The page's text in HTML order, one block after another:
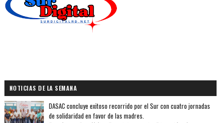
NOTICIAS DE LA SEMANA
DASAC concluye exitoso recorrido por el Sur con cuatro jornadas
de solidaridad en favor de las madres.